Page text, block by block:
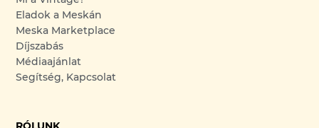
Eladok a Meskán
Meska Marketplace
Díjszabás
Médiaajánlat
Segítség, Kapcsolat